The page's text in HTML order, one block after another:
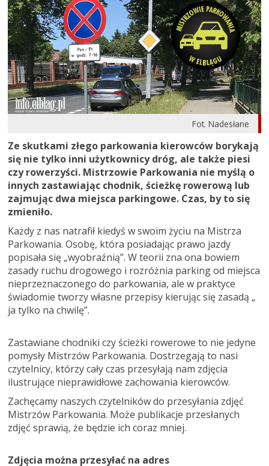
Fot. Nadesłane
Ze skutkami złego parkowania kierowców borykają
się nie tylko inni użytkownicy dróg, ale także piesi
czy rowerzyści. Mistrzowie Parkowania nie myślą o
innych zastawiając chodnik, ścieżkę rowerową lub
zajmując dwa miejsca parkingowe. Czas, by to się
zmieniło.
Każdy z nas natrafił kiedyś w swoim życiu na Mistrza
Parkowania. Osobę, która posiadając prawo jazdy
popisała się „wyobraźnią”. W teorii zna ona bowiem
zasady ruchu drogowego i rozróżnia parking od miejsca
nieprzeznaczonego do parkowania, ale w praktyce
świadomie tworzy własne przepisy kierując się zasadą „
ja tylko na chwilę”.
Zastawiane chodniki czy ścieżki rowerowe to nie jedyne
pomysły Mistrzów Parkowania. Dostrzegają to nasi
czytelnicy, którzy cały czas przesyłają nam zdjęcia
ilustrujące nieprawidłowe zachowania kierowców.
Zachęcamy naszych czytelników do przesyłania zdjęć
Mistrzów Parkowania. Może publikacje przesłanych
zdjęć sprawią, że będzie ich coraz mniej.
Zdjęcia można przesyłać na adres